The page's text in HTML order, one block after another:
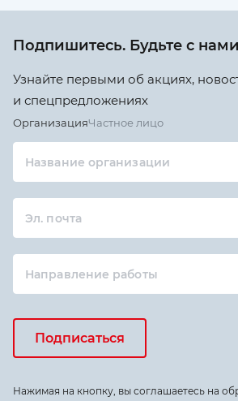
Подпишитесь. Будьте с
Узнайте первыми об акциях,
и спецпредложениях
ОрганизацияЧастное лицо
Название организации
Эл. почта
Направление работы
Подписаться
Нажимая на кнопку, вы соглашаетесь на